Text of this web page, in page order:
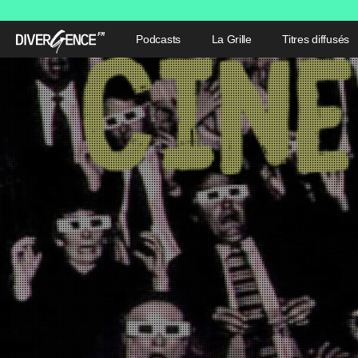
Podcasts La Grille Titres diffusés